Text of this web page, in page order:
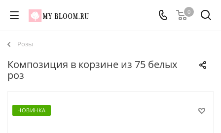
0
Розы
Композиция в корзине из 75 белых
роз
НОВИНКА